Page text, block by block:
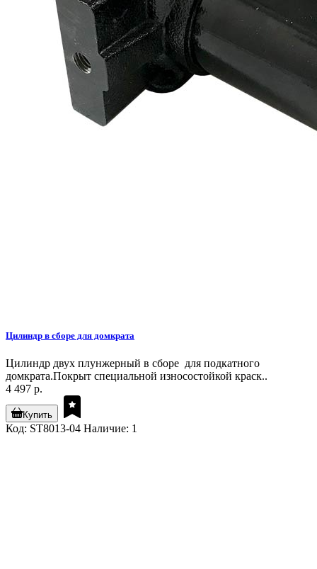
Цилиндр в сборе для домкрата
Цилиндр двух плунжерный в сборе для подкатного
домкрата.Покрыт специальной износостойкой краск..
4 497 р.
Купить
Код: ST8013-04 Наличие: 1